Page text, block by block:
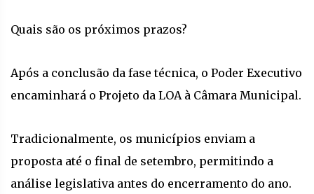
Quais são os próximos prazos?
Após a conclusão da fase técnica, o Poder Executivo
encaminhará o Projeto da LOA à Câmara Municipal.
Tradicionalmente, os municípios enviam a
proposta até o final de setembro, permitindo a
análise legislativa antes do encerramento do ano.